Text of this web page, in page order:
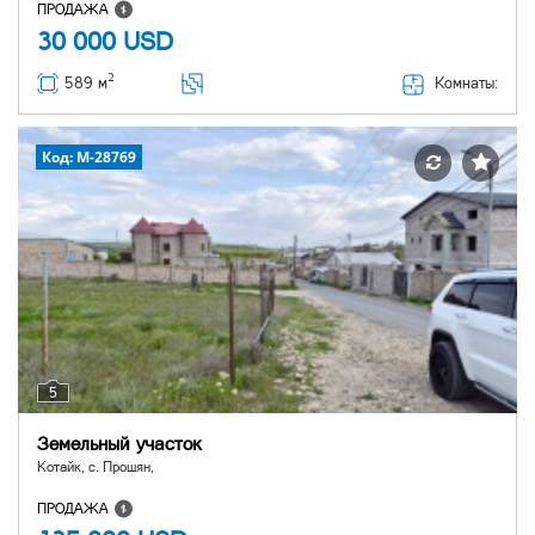
ПРОДАЖА
30 000 USD
589 м2 Комнаты:
5
Код: M-28769
Земельный участок
Котайк, с. Прошян,
ПРОДАЖА